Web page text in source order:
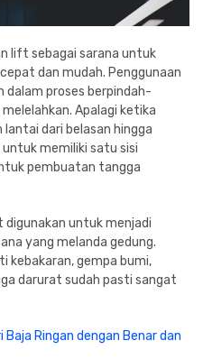
lift sebagai sarana untuk
dan mudah. Penggunaan
dalam proses berpindah-
Apalagi ketika
lantai dari belasan hingga
untuk memiliki satu sisi
pembuatan tangga
digunakan untuk menjadi
yang melanda gedung.
kebakaran, gempa bumi,
darurat sudah pasti sangat
Ringan dengan Benar dan